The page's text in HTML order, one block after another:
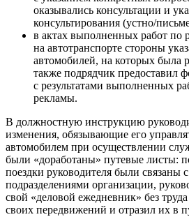
оказывались консультации и
консультирования (устно/
в актах выполненных работ
на автотранспорте стороны
автомобилей, на которых была
также подрядчик предоставил
с результатами выполненных
рекламы.
В должностную инструкцию
изменения, обязывающие его
автомобилем при осуществлении
были «доработаны» путевые листы:
поездки руководителя были
подразделениями организации,
свой «деловой ежедневник» без
своих передвижений и отразил их в